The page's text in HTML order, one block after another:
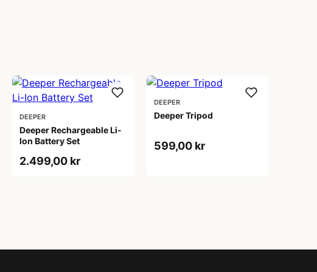
DEEPER
Deeper Rechargeable Li-
Ion Battery Set
2.499,00 kr
DEEPER
Deeper Tripod
599,00 kr